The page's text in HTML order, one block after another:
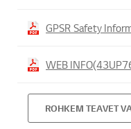
GPSR Safety
WEB
ROHKEM TEAVET